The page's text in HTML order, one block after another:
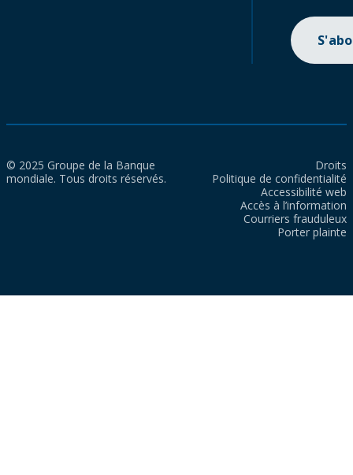
© 2025 Groupe de la Banque
mondiale. Tous droits réservés.
Droits
Politique de confidentialité
Accessibilité web
Accès à l’information
Courriers frauduleux
Porter plainte